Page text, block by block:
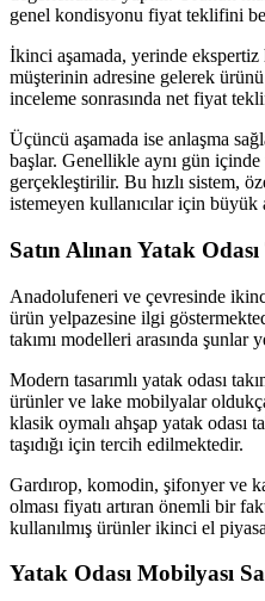
genel kondisyonu fiyat teklifini
İkinci aşamada, yerinde
müşterinin adresine gelerek
inceleme sonrasında net fiyat
Üçüncü aşamada ise anlaşma
başlar. Genellikle aynı gün içinde
gerçekleştirilir. Bu hızlı sistem,
istemeyen kullanıcılar için büyük
Satın Alınan Yatak
Anadolufeneri ve çevresinde
ürün yelpazesine ilgi
takımı modelleri arasında şunlar
Modern tasarımlı yatak odası
ürünler ve lake mobilyalar
klasik oymalı ahşap yatak odası
taşıdığı için tercih edilmektedir.
Gardırop, komodin, şifonyer ve
olması fiyatı artıran önemli bir
kullanılmış ürünler ikinci el
Yatak Odası Mobilyası